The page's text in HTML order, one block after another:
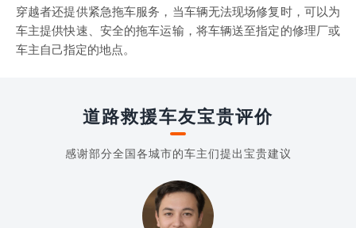
穿越者还提供紧急拖车服务，当车辆无法现场修复时，可以为
车主提供快速、安全的拖车运输，将车辆送至指定的修理厂或
车主自己指定的地点。
道路救援车友宝贵评价
感谢部分全国各城市的车主们提出宝贵建议